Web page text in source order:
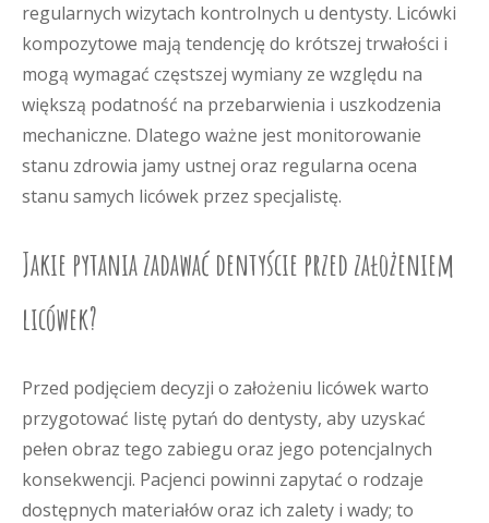
regularnych wizytach kontrolnych u dentysty. Licówki
kompozytowe mają tendencję do krótszej trwałości i
mogą wymagać częstszej wymiany ze względu na
większą podatność na przebarwienia i uszkodzenia
mechaniczne. Dlatego ważne jest monitorowanie
stanu zdrowia jamy ustnej oraz regularna ocena
stanu samych licówek przez specjalistę.
Jakie pytania zadawać dentyście przed założeniem
licówek?
Przed podjęciem decyzji o założeniu licówek warto
przygotować listę pytań do dentysty, aby uzyskać
pełen obraz tego zabiegu oraz jego potencjalnych
konsekwencji. Pacjenci powinni zapytać o rodzaje
dostępnych materiałów oraz ich zalety i wady; to